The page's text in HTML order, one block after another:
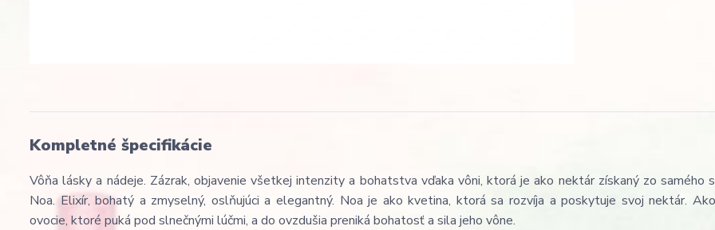
Kompletné špecifikácie
Vôňa lásky a nádeje. Zázrak, objavenie všetkej intenzity a bohatstva vďaka vôni, ktorá je ako nektár získaný zo samého
Noa. Elixír, bohatý a zmyselný, oslňujúci a elegantný. Noa je ako kvetina, ktorá sa rozvíja a poskytuje svoj nektár.
ovocie, ktoré puká pod slnečnými lúčmi, a do ovzdušia preniká bohatosť a sila jeho vône.